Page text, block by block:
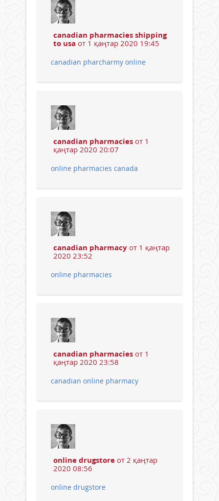
canadian pharmacies shipping
to usa от 1 қаңтар 2020 19:45
canadian pharcharmy online
canadian pharmacies от 1
қаңтар 2020 20:07
online pharmacies canada
canadian pharmacy от 1 қаңтар
2020 23:52
online pharmacies
canadian pharmacies от 1
қаңтар 2020 23:58
canadian online pharmacy
online drugstore от 2 қаңтар
2020 08:56
online drugstore